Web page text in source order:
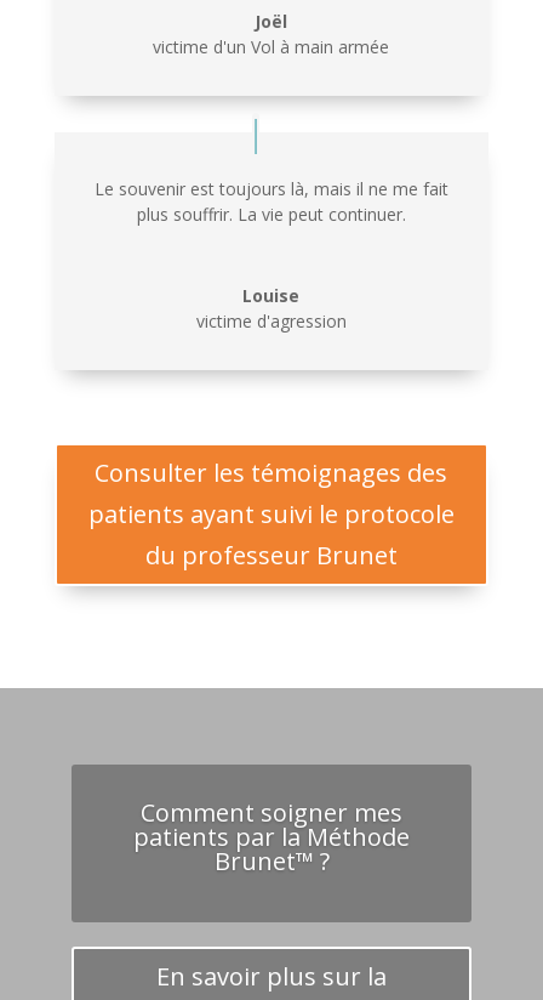
Joël
victime d'un Vol à main armée
Le souvenir est toujours là, mais il ne me fait
plus souffrir. La vie peut continuer.
Louise
victime d'agression
Consulter les témoignages des
patients ayant suivi le protocole
du professeur Brunet
Comment soigner mes
patients par la Méthode
Brunet™ ?
En savoir plus sur la